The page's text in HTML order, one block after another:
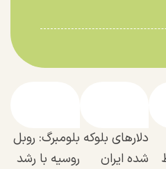
دلار‌های بلوکه
شده ایران
بلومبرگ: روبل
روسیه با رشد